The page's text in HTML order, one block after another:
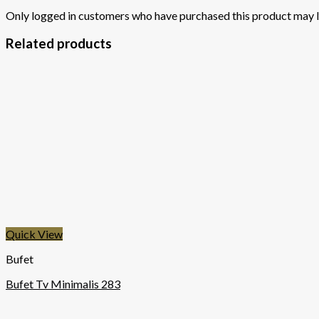
Only logged in customers who have purchased this product may
Related products
Quick View
Bufet
Bufet Tv Minimalis 283